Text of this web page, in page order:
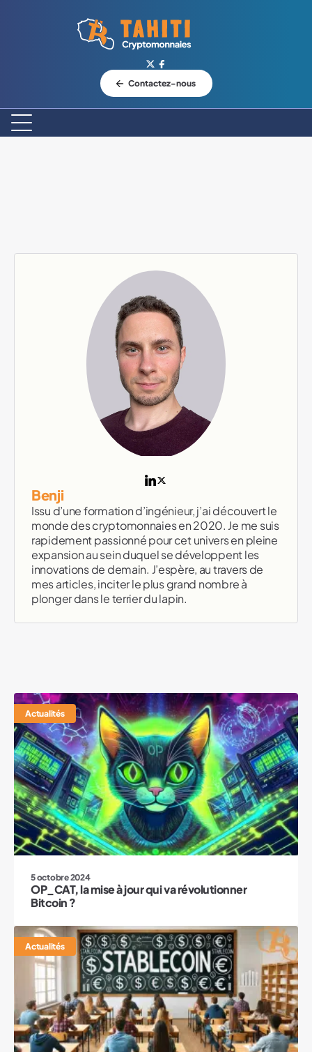
Logo Tahiti-Cryptomonnaies.com
Contactez-nous
Benji
Issu d’une formation d’ingénieur, j’ai découvert le
monde des cryptomonnaies en 2020. Je me suis
rapidement passionné pour cet univers en pleine
expansion au sein duquel se développent les
innovations de demain. J’espère, au travers de
mes articles, inciter le plus grand nombre à
plonger dans le terrier du lapin.
Actualités
5 octobre 2024
OP_CAT, la mise à jour qui va révolutionner
Bitcoin ?
Actualités